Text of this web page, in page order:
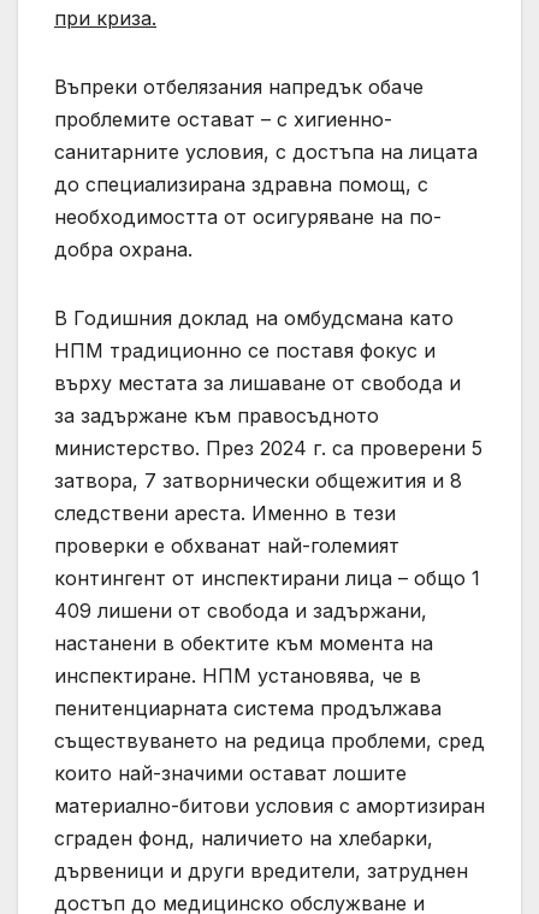
при криза.
Въпреки отбелязания напредък обаче
проблемите остават – с хигиенно-
санитарните условия, с достъпа на лицата
до специализирана здравна помощ, с
необходимостта от осигуряване на по-
добра охрана.
В Годишния доклад на омбудсмана като
НПМ традиционно се поставя фокус и
върху местата за лишаване от свобода и
за задържане към правосъдното
министерство. През 2024 г. са проверени 5
затвора, 7 затворнически общежития и 8
следствени ареста. Именно в тези
проверки е обхванат най-големият
контингент от инспектирани лица – общо 1
409 лишени от свобода и задържани,
настанени в обектите към момента на
инспектиране. НПМ установява, че в
пенитенциарната система продължава
съществуването на редица проблеми, сред
които най-значими остават лошите
материално-битови условия с амортизиран
сграден фонд, наличието на хлебарки,
дървеници и други вредители, затруднен
достъп до медицинско обслужване и